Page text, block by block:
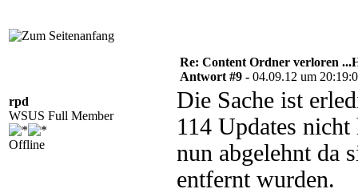
rpd
WSUS Full Member
Offline
Re: Content Ordner verloren
Antwort #9 - 04.09.12 um
Die Sache ist
114 Updates nicht
nun abgelehnt da
entfernt wurden.